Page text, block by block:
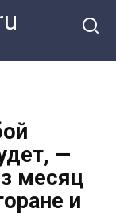
—
месяц
и